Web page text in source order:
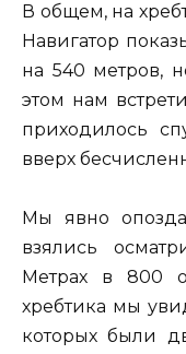
В общем, на
Навигатор
на 540 метров,
этом нам
приходилось
вверх
Мы явно
взялись
Метрах в 800
хребтика мы
которых были